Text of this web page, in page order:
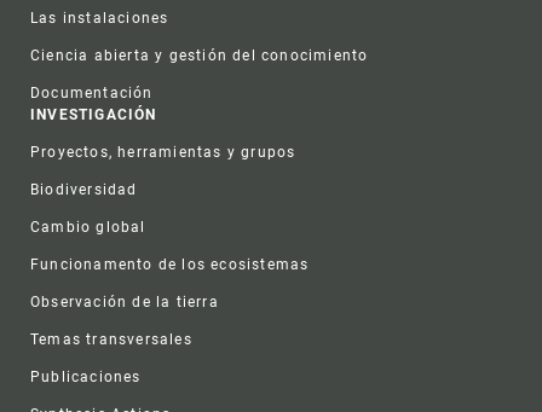
Las instalaciones
Ciencia abierta y gestión del conocimiento
Documentación
INVESTIGACIÓN
Proyectos, herramientas y grupos
Biodiversidad
Cambio global
Funcionamento de los ecosistemas
Observación de la tierra
Temas transversales
Publicaciones